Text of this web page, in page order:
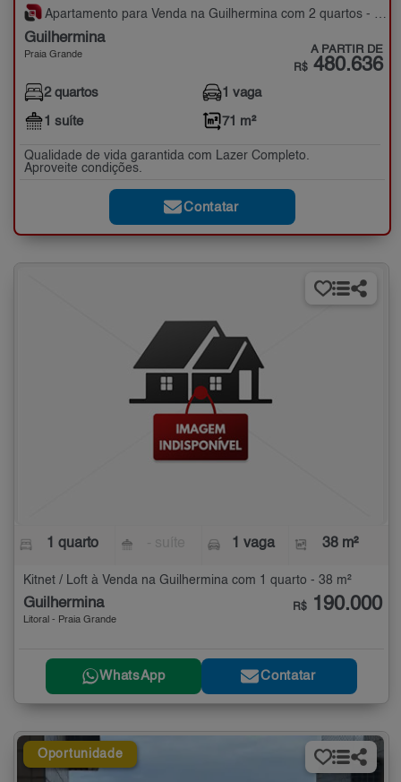
Apartamento para Venda na Guilhermina com 2 quartos - 71 m²
Guilhermina
Praia Grande A PARTIR DE
R$ 480.636
2 quartos
1 suíte
1 vaga
71 m²
Qualidade de vida garantida com Lazer Completo.
Aproveite condições.
Contatar
1 quarto 1 vaga 38 m²
Kitnet / Loft à Venda na Guilhermina com 1 quarto - 38 m²
Guilhermina
Litoral - Praia Grande
R$ 190.000
WhatsApp Contatar
Oportunidade